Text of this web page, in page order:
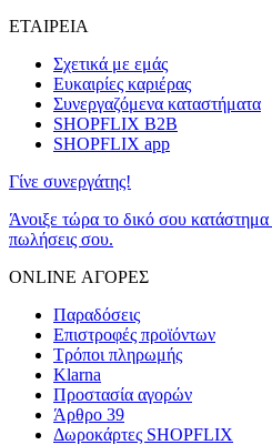
ΕΤΑΙΡΕΙΑ
Σχετικά με εμάς
Ευκαιρίες καριέρας
Συνεργαζόμενα καταστήματα
SHOPFLIX B2B
SHOPFLIX app
Γίνε συνεργάτης!
Άνοιξε τώρα το δικό σου
πωλήσεις σου.
ONLINE ΑΓΟΡΕΣ
Παραδόσεις
Επιστροφές προϊόντων
Τρόποι πληρωμής
Klarna
Προστασία αγορών
Άρθρο 39
Δωροκάρτες SHOPFLIX